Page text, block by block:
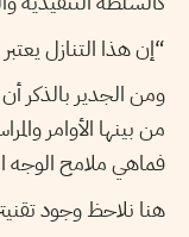
“إن هذا التنازل
ومن الجدير بالذكر
من بينها الأوامر
فماهي ملامح الوجه
هنا نلاحظ وجود